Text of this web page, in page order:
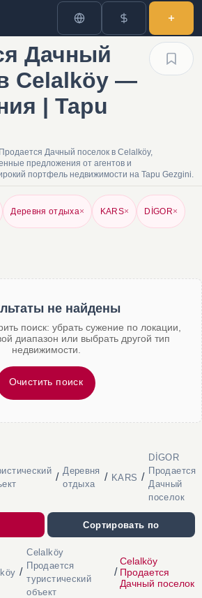
Дачный
Celalköy —
| Tapu
Дачный поселок в Celalköy,
предложения от агентов и
портфель недвижимости на Tapu Gezgini.
Деревня отдыха× KARS× DİGOR×
не найдены
поиск: убрать сужение по локации,
диапазон или выбрать другой тип
недвижимости.
Очистить поиск
/
Деревня
отдыха
/ KARS /
DİGOR
Продается
Дачный
поселок
Сортировать по
/
Celalköy
Продается
туристический
объект
/
Celalköy
Продается
Дачный поселок